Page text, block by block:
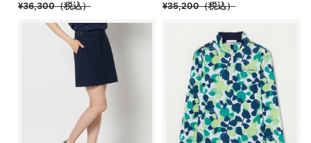
¥36,300（税込） ¥35,200（税込）